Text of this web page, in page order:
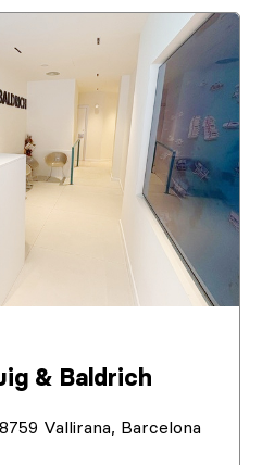
& Baldrich
Vallirana, Barcelona